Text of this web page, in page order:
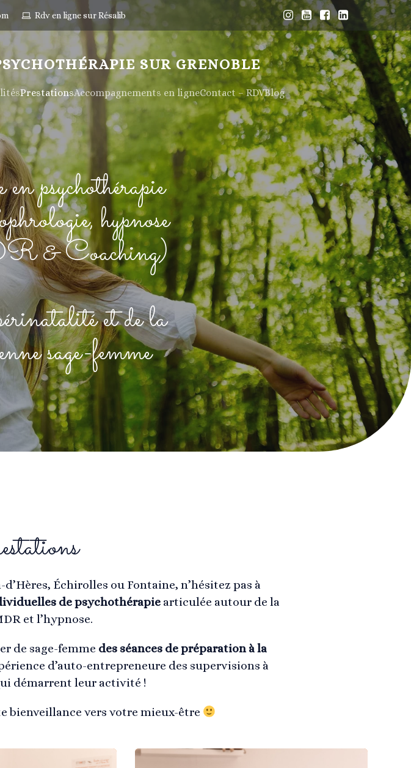
Rdv en ligne sur Résalib
SUR GRENOBLE
PrestationsAccompagnements en ligneContact – RDVBlog
psychothérapie
hypnose
& Coaching)
et de la
sage-femme
Échirolles ou Fontaine, n’hésitez pas à
de psychothérapiearticulée autour de la
et l’hypnose.
de sage-femme des séances de préparation à la
d’auto-entrepreneure des supervisions à
démarrent leur activité !
bienveillance vers votre mieux-être